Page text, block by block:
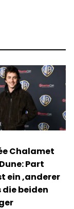
Chalamet
Part
ein ‚anderer
die beiden